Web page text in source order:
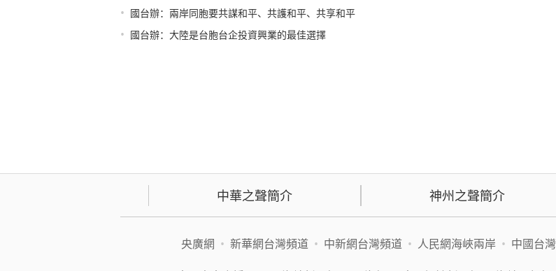
• 國台辦：兩岸同胞要共謀和平、共護和平、共享和平
• 國台辦：大陸是台胞台企投資興業的最佳選擇
中華之聲簡介 神州之聲簡介
央廣網 • 新華網台灣頻道 • 中新網台灣頻道 • 人民網海峽兩岸 • 中國台